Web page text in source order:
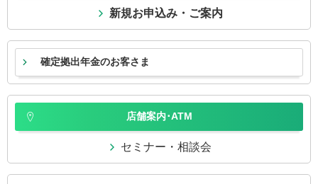
新規お申込み・ご案内
確定拠出年金のお客さま
店舗案内･ATM
セミナー・相談会